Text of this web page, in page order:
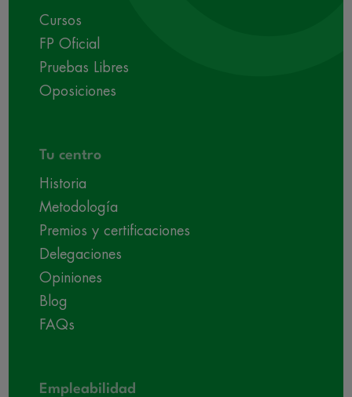
Cursos
FP Oficial
Pruebas Libres
Oposiciones
Tu centro
Historia
Metodología
Premios y certificaciones
Delegaciones
Opiniones
Blog
FAQs
Empleabilidad